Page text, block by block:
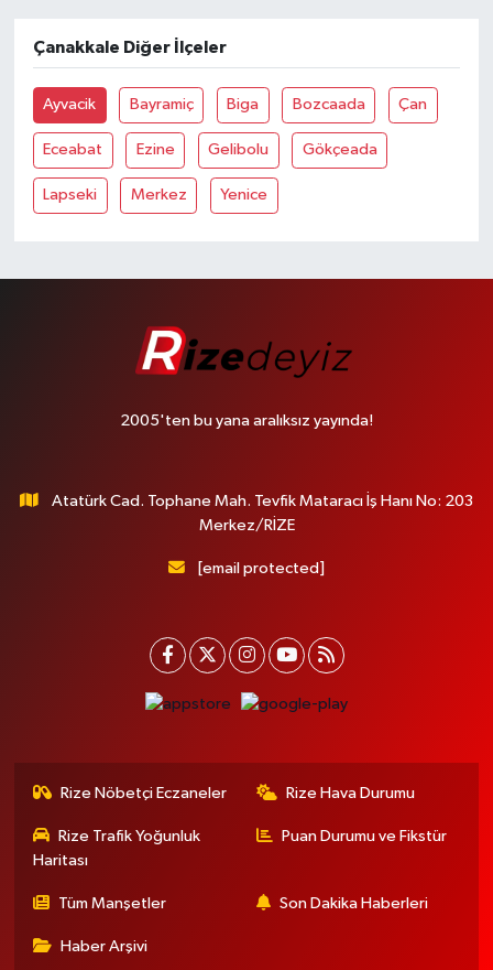
Çanakkale Diğer İlçeler
Ayvacik Bayramiç Biga Bozcaada Çan
Eceabat Ezine Gelibolu Gökçeada
Lapseki Merkez Yenice
2005'ten bu yana aralıksız yayında!
Atatürk Cad. Tophane Mah. Tevfik Mataracı İş Hanı No: 203
Merkez/RİZE
[email protected]
Rize Nöbetçi Eczaneler Rize Hava Durumu
Rize Trafik Yoğunluk
Haritası
Puan Durumu ve Fikstür
Tüm Manşetler Son Dakika Haberleri
Haber Arşivi